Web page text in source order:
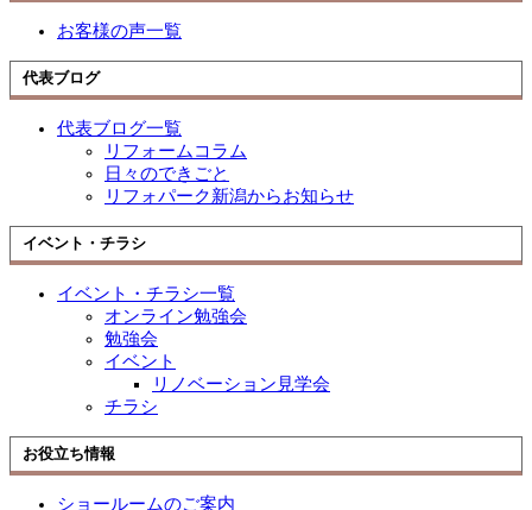
お客様の声一覧
代表ブログ
代表ブログ一覧
リフォームコラム
日々のできごと
リフォパーク新潟からお知らせ
イベント・チラシ
イベント・チラシ一覧
オンライン勉強会
勉強会
イベント
リノベーション見学会
チラシ
お役立ち情報
ショールームのご案内